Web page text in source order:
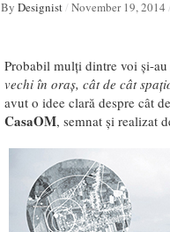
By Designist/ November 19, 2014 /
Probabil mulți dintre voi și-
vechi în oraș, cât de cât
avut o idee clară despre cât
CasaOM, semnat și realizat